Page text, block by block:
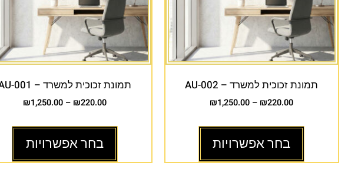
תמונת זכוכית למשרד – AU-002
₪220.00
–
₪1,250.00
בחר אפשרויות
תמונת זכוכית למשרד – AU-001
₪220.00
–
₪1,250.00
בחר אפשרויות